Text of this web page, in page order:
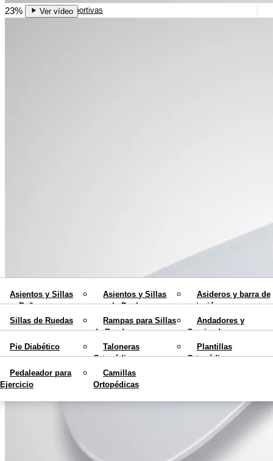
Tobilleras Deportivas
Asientos y Sillas
para Bañera
Asientos y Sillas
para la Ducha
Asideros y barra de
sujeción
Sillas con Inodoro Elevadores de WC Cojines Antiescaras
Colchones
Antiescaras
Teléfonos para
Personas Mayores
Mobiliario
Sillas de Ruedas
Rampas para Sillas
de Ruedas
Andadores y
Caminadores para
ancianos
Ortopédicos
Ortopédicas
Pie Diabético
Taloneras
Ortopédicas
Plantillas
Ortopédicas
Pedaleador para
Ejercicio
Camillas
Ortopédicas
X
23% Ver vídeo